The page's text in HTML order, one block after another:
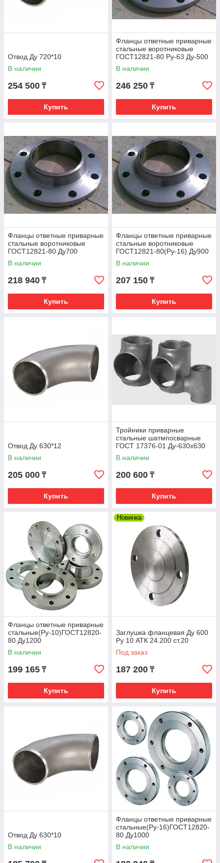
Отвод Ду 720*10
В наличии
254 500 ₸
Купить
Фланцы ответные приварные
стальные воротниковые
ГОСТ12821-80 Ру-63 Ду-500
В наличии
246 250 ₸
Купить
Фланцы ответные приварные
стальные воротниковые
ГОСТ12821-80 Ду700
В наличии
218 940 ₸
Купить
Фланцы ответные приварные
стальные воротниковые
ГОСТ12821-80(Ру-16) Ду900
В наличии
207 150 ₸
Купить
Отвод Ду 630*12
В наличии
205 000 ₸
Купить
Тройники приварные
стальные шатмпосварные
ГОСТ 17376-01 Ду-630х630
В наличии
200 600 ₸
Купить
Фланцы ответные приварные
стальные(Ру-10)ГОСТ12820-
80 Ду1200
В наличии
199 165 ₸
Купить
Новинка
Заглушка фланцевая Ду 600
Ру 10 АТК 24.200 ст.20
Под заказ
187 200 ₸
Купить
Отвод Ду 630*10
В наличии
Фланцы ответные приварные
стальные(Ру-16)ГОСТ12820-
80 Ду1000
В наличии